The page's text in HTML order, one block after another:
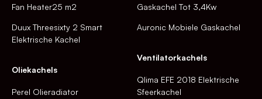
Fan Heater25 m2
Duux Threesixty 2 Smart
Elektrische Kachel
Oliekachels
Perel Olieradiator
Gaskachel Tot 3,4Kw
Auronic Mobiele Gaskachel
Ventilatorkachels
Qlima EFE 2018 Elektrische
Sfeerkachel